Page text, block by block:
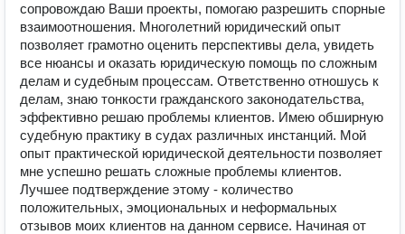
сопровождаю Ваши проекты, помогаю разрешить спорные
взаимоотношения. Многолетний юридический опыт
позволяет грамотно оценить перспективы дела, увидеть
все нюансы и оказать юридическую помощь по сложным
делам и судебным процессам. Ответственно отношусь к
делам, знаю тонкости гражданского законодательства,
эффективно решаю проблемы клиентов. Имею обширную
судебную практику в судах различных инстанций. Мой
опыт практической юридической деятельности позволяет
мне успешно решать сложные проблемы клиентов.
Лучшее подтверждение этому - количество
положительных, эмоциональных и неформальных
отзывов моих клиентов на данном сервисе. Начиная от